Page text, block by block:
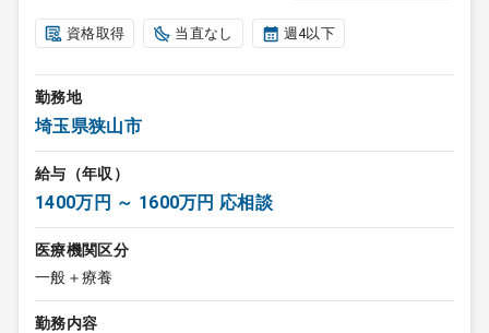
資格取得 当直なし 週4以下
勤務地
埼玉県狭山市
給与（年収）
1400万円 ～ 1600万円 応相談
医療機関区分
一般＋療養
勤務内容